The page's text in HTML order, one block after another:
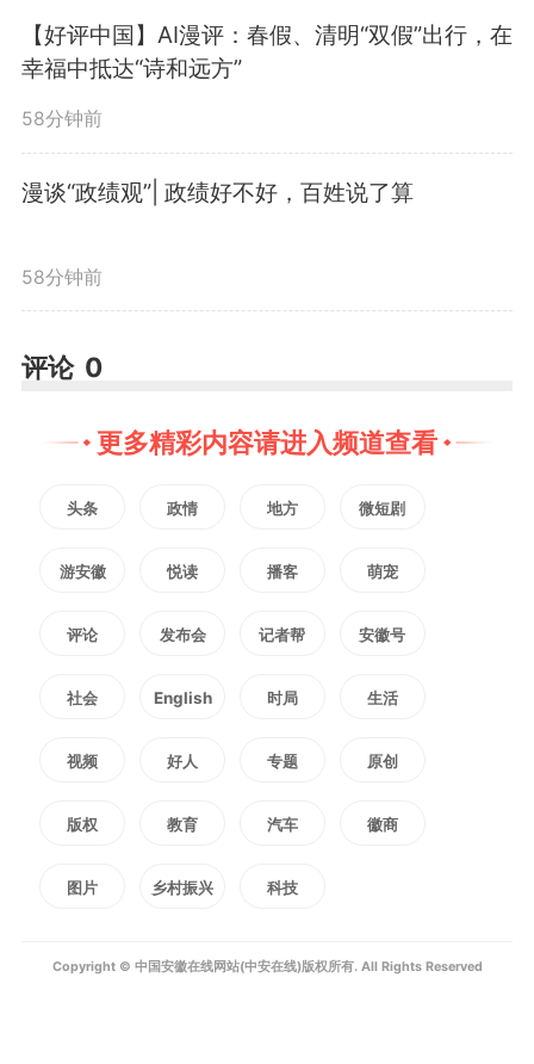
卫东说：“构建科学生态产品价值
生态‘生金’。”据介绍，黄山着力探
索精确度量生态价值，率先构建了
一套以统一实施方案、统一核算标
准、统一统计报表和统一核算平台
为支柱的生态产品总值核算体系。
通过选取代表性年份气象均值作为
核算基准，有效规避了自然波动对
规范》《黄山市特定地域单元生态
产品价值（VEP）绿色金融贷款机
制方案（试行）》等政策文件，建
立生态产品价值收益权核算、抵
【好评中国】AI漫评：春假、清明“双假”出行，在
幸福中抵达“诗和远方”
58分钟前
漫谈“政绩观”| 政绩好不好，百姓说了算
58分钟前
评论 0
更多精彩内容请进入频道查看
头条 政情 地方 微短剧
游安徽 悦读 播客 萌宠
评论 发布会 记者帮 安徽号
社会 English 时局 生活
视频 好人 专题 原创
版权 教育 汽车 徽商
图片 乡村振兴 科技
Copyright © 中国安徽在线网站(中安在线)版权所有. All Rights Reserved